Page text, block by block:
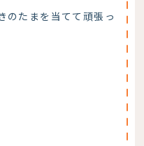
のたまを当てて頑張っ